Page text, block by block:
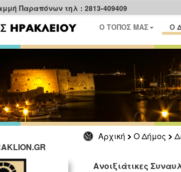
Παραπόνων τηλ : 2813-409409
Ο ΤΟΠΟΣ ΜΑΣ Ο
Αρχική Ο Δήμος
Ανοιξιάτικες